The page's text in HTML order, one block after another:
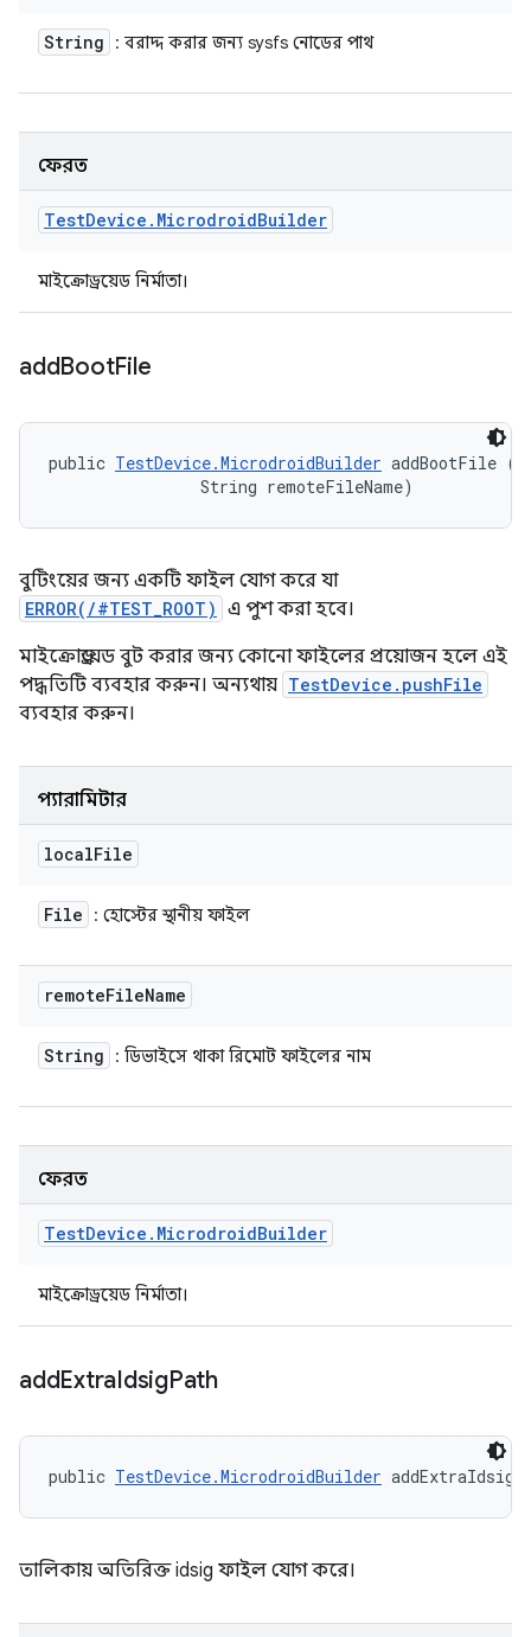
String : বরাদ্দ করার জন্য sysfs নোডের পাথ
ফেরত
TestDevice . MicrodroidBuilder
মাইক্রোড্রয়েড নির্মাতা।
addBootFile
public TestDevice.MicrodroidBuilder addBootFile
                String remoteFileName)
বুটিংয়ের জন্য একটি ফাইল যোগ করে যা
ERROR(/#TEST_ROOT) এ পুশ করা হবে।
মাইক্রোড্রয়েড বুট করার জন্য কোনো ফাইলের প্রয়োজন হলে এই
পদ্ধতিটি ব্যবহার করুন। অন্যথায় TestDevice.pushFile
ব্যবহার করুন।
প্যারামিটার
localFile
File : হোস্টের স্থানীয় ফাইল
remoteFileName
String : ডিভাইসে থাকা রিমোট ফাইলের নাম
ফেরত
TestDevice . MicrodroidBuilder
মাইক্রোড্রয়েড নির্মাতা।
addExtraIdsigPath
public TestDevice.MicrodroidBuilder
তালিকায় অতিরিক্ত idsig ফাইল যোগ করে।